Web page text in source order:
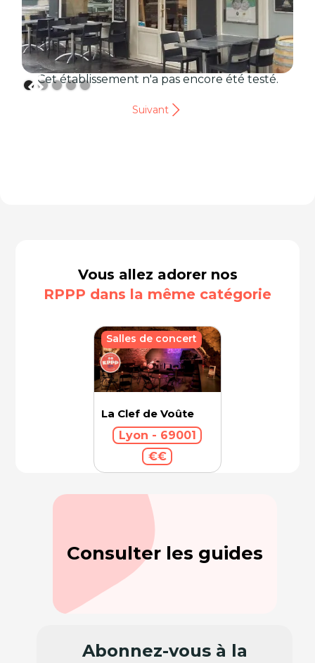
Cet établissement n'a pas encore été testé.
Suivant
Vous allez adorer nos
RPPP dans la même catégorie
La Clef de Voûte
Lyon - 69001
€€
Salles de concert
Consulter les guides
Abonnez-vous à la